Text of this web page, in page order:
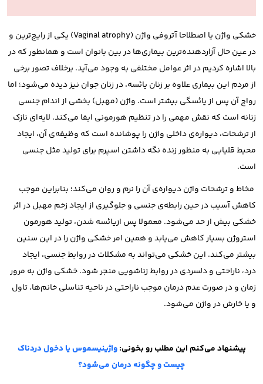
خشکی واژن یا اصطلاحا آتروفی واژن (Vaginal atrophy) یکی از رایج‌ترین و
در عین حال آزاردهنده‌ترین بیماری‌ها در بین بانوان است و همانطور که در
بالا اشاره کردیم در اثر عوامل مختلفی به وجود می‌آید. برخلاف تصور برخی
از مردم این بیماری علاوه بر زنان یائسه، در زنان جوان نیز دیده می‌شود؛ اما
رواج آن پس از یائسگی بیشتر است. واژن (مهبل) بخشی از اندام جنسی
زنانه است که نقش مهمی را در تنظیم هورمونی ایفا می‌کند. لایه‌ای نازک
از ترشحات، دیواره‌ی داخلی واژن را پوشانده است که وظیفه‌ی آن، ایجاد
محیط قلیایی به منظور زنده نگه داشتن اسپرم برای تولید مثل جنسی
است.
مخاط و ترشحات واژن دیواره‌ی آن را نرم و روان می‌کند؛ بنابراین موجب
کاهش آسیب در حین رابطه‌ی جنسی و جلوگیری از ایجاد زخم مهبل در اثر
خشکی بیش از حد می‌شود. معمولا پس ازیائسه شدن، تولید هورمون
استروژن بسیار کاهش می‎‎‎‎‎‌یابد و همین امر خشکی واژن را در این سنین
بیشتر می‌کند. این خشکی می‌تواند به مشکلات در روابط جنسی، ایجاد
درد، ناراحتی و دلسردی در روابط زناشویی منجر شود. خشکی واژن به مرور
زمان و در صورت عدم درمان موجب ناراحتی در ناحیه تناسلی خانم‌ها، تاول
و یا خارش در واژن می‌شود.
پیشنهاد می‌کنم این مطلب رو بخونی:واژینیسموس یا دخول دردناک
چیست و چگونه درمان می‌شود؟